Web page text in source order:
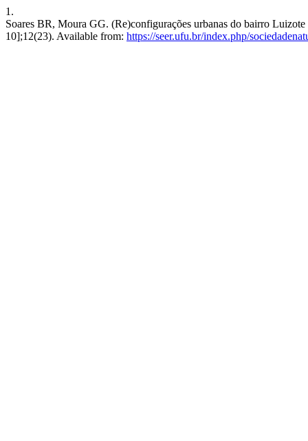
1.
Soares BR, Moura GG. (Re)configurações urbanas do bairro
10];12(23). Available from: https://seer.ufu.br/index.php/